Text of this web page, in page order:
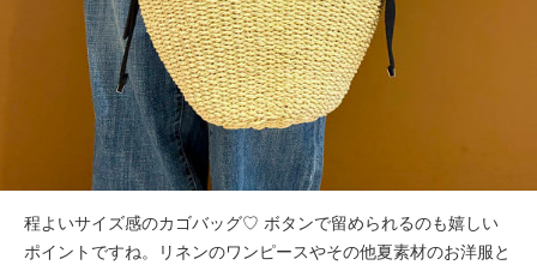
程よいサイズ感のカゴバッグ♡ ボタンで留められるのも嬉しい
ポイントですね。リネンのワンピースやその他夏素材のお洋服と